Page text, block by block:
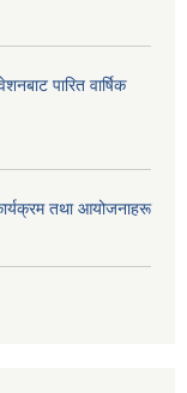
पारित वार्षिक
तथा आयोजनाहरू